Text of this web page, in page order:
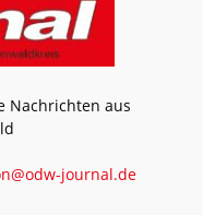
Nachrichten aus
journal.de